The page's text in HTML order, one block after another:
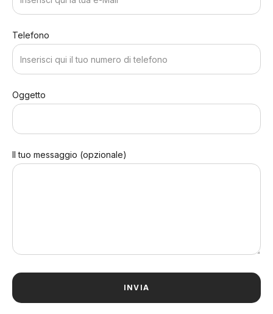
Telefono
Oggetto
Il tuo messaggio (opzionale)